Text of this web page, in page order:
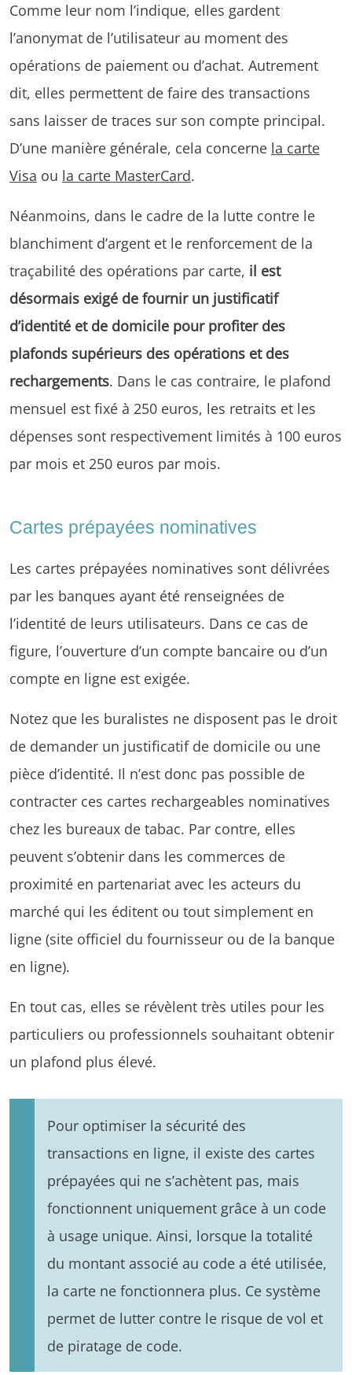
Comme leur nom l’indique, elles gardent
l’anonymat de l’utilisateur au moment des
opérations de paiement ou d’achat. Autrement
dit, elles permettent de faire des transactions
sans laisser de traces sur son compte principal.
D’une manière générale, cela concerne la carte
Visa ou la carte MasterCard.
Néanmoins, dans le cadre de la lutte contre le
blanchiment d’argent et le renforcement de la
traçabilité des opérations par carte, il est
désormais exigé de fournir un justificatif
d’identité et de domicile pour profiter des
plafonds supérieurs des opérations et des
rechargements. Dans le cas contraire, le plafond
mensuel est fixé à 250 euros, les retraits et les
dépenses sont respectivement limités à 100 euros
par mois et 250 euros par mois.
Cartes prépayées nominatives
Les cartes prépayées nominatives sont délivrées
par les banques ayant été renseignées de
l’identité de leurs utilisateurs. Dans ce cas de
figure, l’ouverture d’un compte bancaire ou d’un
compte en ligne est exigée.
Notez que les buralistes ne disposent pas le droit
de demander un justificatif de domicile ou une
pièce d’identité. Il n’est donc pas possible de
contracter ces cartes rechargeables nominatives
chez les bureaux de tabac. Par contre, elles
peuvent s’obtenir dans les commerces de
proximité en partenariat avec les acteurs du
marché qui les éditent ou tout simplement en
ligne (site officiel du fournisseur ou de la banque
en ligne).
En tout cas, elles se révèlent très utiles pour les
particuliers ou professionnels souhaitant obtenir
un plafond plus élevé.
Pour optimiser la sécurité des
transactions en ligne, il existe des cartes
prépayées qui ne s’achètent pas, mais
fonctionnent uniquement grâce à un code
à usage unique. Ainsi, lorsque la totalité
du montant associé au code a été utilisée,
la carte ne fonctionnera plus. Ce système
permet de lutter contre le risque de vol et
de piratage de code.